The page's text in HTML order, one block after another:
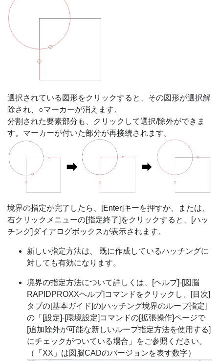
選択されている図形をクリックすると、その図形が選択解
除され、○マーカーが消えます。
分割された要素部分も、クリックして選択/除外ができま
す。マーカーが付いた部分が再接続されます。
境界の指定が完了したら、[Enter]キーを押すか、または、
右クリックメニューの[指定終了]をクリックすると、[ハッ
チング]ダイアログボックスが表示されます。
新しい指定方法は、 既に作成しているハッチングに
対しても有効になります。
境界の指定方法について詳しくは、[ヘルプ]-[図脳
RAPIDPROXXヘルプ]コマンドをクリックし、[目次]
タブの[基本ガイド]の[ハッチング境界のループ指定]
の「[設定]-[環境設定]コマンドの[拡張操作]ページで
[追加除外が可能な新しいループ指定方法を使用する]
にチェックがついている場合」をご参照ください。
（「XX」は図脳CADのバージョンを表す数字）